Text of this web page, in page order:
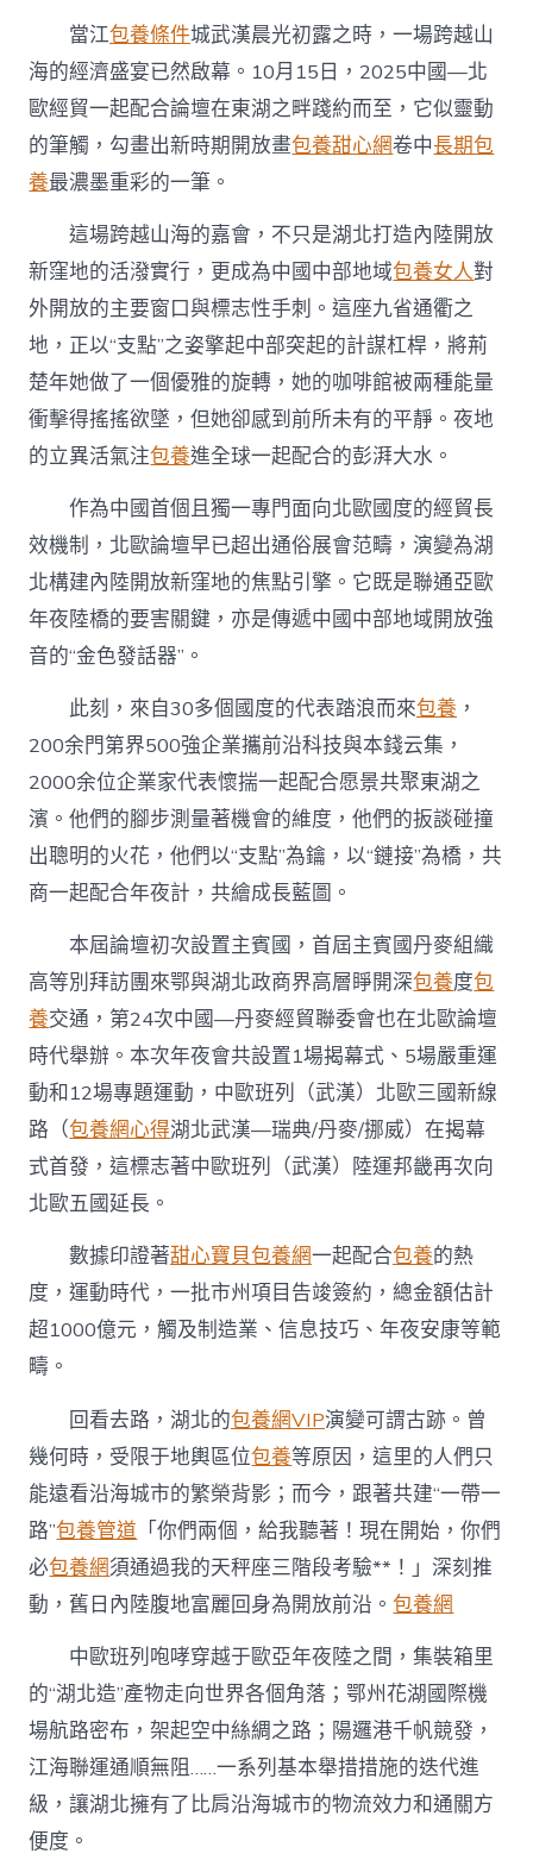
遞
開
放
“最
強
音”〉
當江包養條件城武漢晨光初露之時，一場跨越山
海的經濟盛宴已然啟幕。10月15日，2025中國—北
歐經貿一起配合論壇在東湖之畔踐約而至，它似靈動
的筆觸，勾畫出新時期開放畫包養甜心網卷中長期包
養最濃墨重彩的一筆。
這場跨越山海的嘉會，不只是湖北打造內陸開放
新窪地的活潑實行，更成為中國中部地域包養女人對
外開放的主要窗口與標志性手刺。這座九省通衢之
地，正以“支點”之姿擎起中部突起的計謀杠桿，將荊
楚年她做了一個優雅的旋轉，她的咖啡館被兩種能量
衝擊得搖搖欲墜，但她卻感到前所未有的平靜。夜地
的立異活氣注包養進全球一起配合的彭湃大水。
作為中國首個且獨一專門面向北歐國度的經貿長
效機制，北歐論壇早已超出通俗展會范疇，演變為湖
北構建內陸開放新窪地的焦點引擎。它既是聯通亞歐
年夜陸橋的要害關鍵，亦是傳遞中國中部地域開放強
音的“金色發話器”。
此刻，來自30多個國度的代表踏浪而來包養 ，
200余門第界500強企業攜前沿科技與本錢云集，
2000余位企業家代表懷揣一起配合愿景共聚東湖之
濱。他們的腳步測量著機會的維度，他們的扳談碰撞
出聰明的火花，他們以“支點”為鑰，以“鏈接”為橋，共
商一起配合年夜計，共繪成長藍圖。
本屆論壇初次設置主賓國，首屆主賓國丹麥組織
高等別拜訪團來鄂與湖北政商界高層睜開深包養度包
養交通，第24次中國—丹麥經貿聯委會也在北歐論壇
時代舉辦。本次年夜會共設置1場揭幕式、5場嚴重運
動和12場專題運動，中歐班列（武漢）北歐三國新線
路（包養網心得湖北武漢—瑞典/丹麥/挪威）在揭幕
式首發，這標志著中歐班列（武漢）陸運邦畿再次向
北歐五國延長。
數據印證著甜心寶貝包養網一起配合包養的熱
度，運動時代，一批市州項目告竣簽約，總金額估計
超1000億元，觸及制造業、信息技巧、年夜安康等範
疇。
回看去路，湖北的包養網VIP演變可謂古跡。曾
幾何時，受限于地輿區位包養等原因，這里的人們只
能遠看沿海城市的繁榮背影；而今，跟著共建“一帶一
路”包養管道 「你們兩個，給我聽著！現在開始，你們
必包養網須通過我的天秤座三階段考驗**！」深刻推
動，舊日內陸腹地富麗回身為開放前沿。包養網
中歐班列咆哮穿越于歐亞年夜陸之間，集裝箱里
的“湖北造”產物走向世界各個角落；鄂州花湖國際機
場航路密布，架起空中絲綢之路；陽邏港千帆競發，
江海聯運通順無阻……一系列基本舉措措施的迭代進
級，讓湖北擁有了比肩沿海城市的物流效力和通關方
便度。